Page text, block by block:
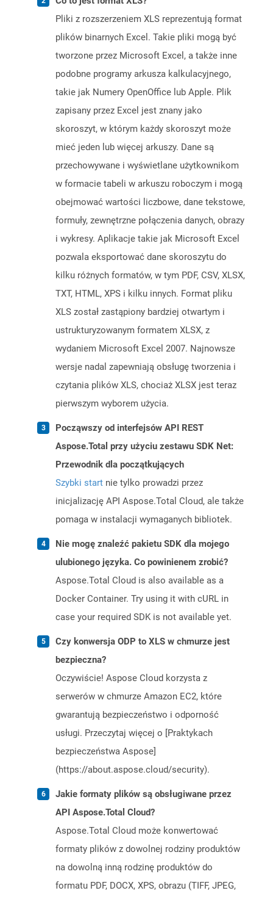
Pliki z rozszerzeniem XLS reprezentują format
plików binarnych Excel. Takie pliki mogą być
tworzone przez Microsoft Excel, a także inne
podobne programy arkusza kalkulacyjnego,
takie jak Numery OpenOffice lub Apple. Plik
zapisany przez Excel jest znany jako
skoroszyt, w którym każdy skoroszyt może
mieć jeden lub więcej arkuszy. Dane są
przechowywane i wyświetlane użytkownikom
w formacie tabeli w arkuszu roboczym i mogą
obejmować wartości liczbowe, dane tekstowe,
formuły, zewnętrzne połączenia danych, obrazy
i wykresy. Aplikacje takie jak Microsoft Excel
pozwala eksportować dane skoroszytu do
kilku różnych formatów, w tym PDF, CSV, XLSX,
TXT, HTML, XPS i kilku innych. Format pliku
XLS został zastąpiony bardziej otwartym i
ustrukturyzowanym formatem XLSX, z
wydaniem Microsoft Excel 2007. Najnowsze
wersje nadal zapewniają obsługę tworzenia i
czytania plików XLS, chociaż XLSX jest teraz
pierwszym wyborem użycia.
Począwszy od interfejsów API REST
Aspose.Total przy użyciu zestawu SDK Net:
Przewodnik dla początkujących
Szybki start nie tylko prowadzi przez
inicjalizację API Aspose.Total Cloud, ale także
pomaga w instalacji wymaganych bibliotek.
Nie mogę znaleźć pakietu SDK dla mojego
ulubionego języka. Co powinienem zrobić?
Aspose.Total Cloud is also available as a
Docker Container. Try using it with cURL in
case your required SDK is not available yet.
Czy konwersja ODP to XLS w chmurze jest
bezpieczna?
Oczywiście! Aspose Cloud korzysta z
serwerów w chmurze Amazon EC2, które
gwarantują bezpieczeństwo i odporność
usługi. Przeczytaj więcej o [Praktykach
bezpieczeństwa Aspose]
(https://about.aspose.cloud/security).
Jakie formaty plików są obsługiwane przez
API Aspose.Total Cloud?
Aspose.Total Cloud może konwertować
formaty plików z dowolnej rodziny produktów
na dowolną inną rodzinę produktów do
formatu PDF, DOCX, XPS, obrazu (TIFF, JPEG,